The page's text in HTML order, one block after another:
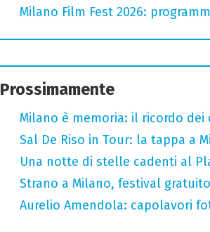
Milano Film Fest 2026:
Prossimamente
Milano è memoria: il ricordo
Sal De Riso in Tour: la tappa a
Una notte di stelle cadenti al
Strano a Milano, festival
Aurelio Amendola: capolavori